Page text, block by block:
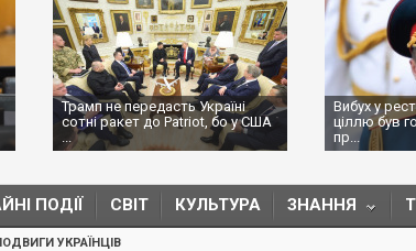
Трамп не передасть Україні
сотні ракет до Patriot, бо у США
...
Вибух у
ціллю був
пр...
ПОДІЇ СВІТ КУЛЬТУРА ЗНАННЯ
УКРАЇНЦІВ